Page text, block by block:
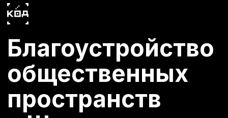
Благоустройство
общественных
пространств
в Шацке
Площадь рядом с МКЦ и участок ул. Комсомольской